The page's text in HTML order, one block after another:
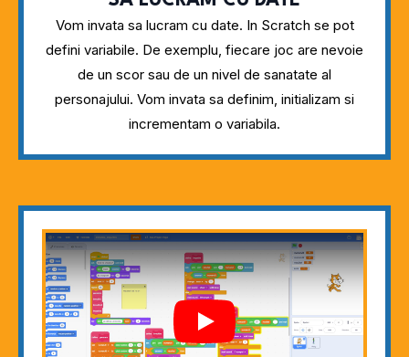
Vom invata sa lucram cu date. In Scratch se pot
defini variabile. De exemplu, fiecare joc are nevoie
de un scor sau de un nivel de sanatate al
personajului. Vom invata sa definim, initializam si
incrementam o variabila.
Play